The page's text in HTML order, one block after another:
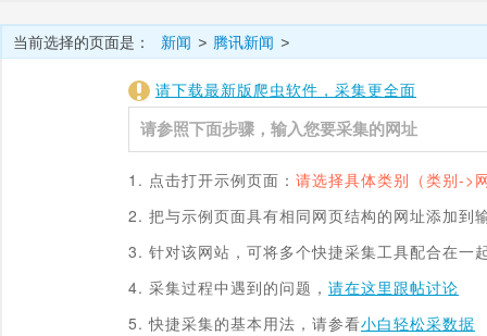
当前选择的页面是： 新闻 > 腾讯新闻 >
请下载最新版爬虫软件，采集更全面
1. 点击打开示例页面： 请选择具体类别（类别->
2. 把与示例页面具有相同网页结构的网址添加到
3. 针对该网站，可将多个快捷采集工具配合在一
4. 采集过程中遇到的问题， 请在这里跟帖讨论
5. 快捷采集的基本用法，请参看小白轻松采数据